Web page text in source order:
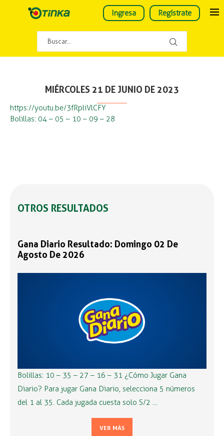
Ingresa Regístrate
MIÉRCOLES 21 DE JUNIO DE 2023
https://youtu.be/3fRpliVlCFY
Bolillas: 04 – 05 – 10 – 09 – 28
OTROS RESULTADOS
Gana Diario Resultado: Domingo 02 De
Agosto De 2026
Bolillas: 10 – 35 – 27 – 16 – 31 ¿Cómo Jugar Gana
Diario? Para jugar Gana Diario, selecciona 5 números
del 1 al 35. Cada jugada cuesta solo S/2 …
VER MÁS